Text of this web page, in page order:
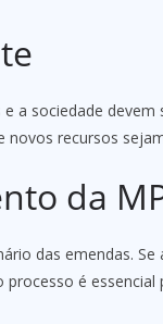
a sociedade
novos recursos
da
das emendas.
é